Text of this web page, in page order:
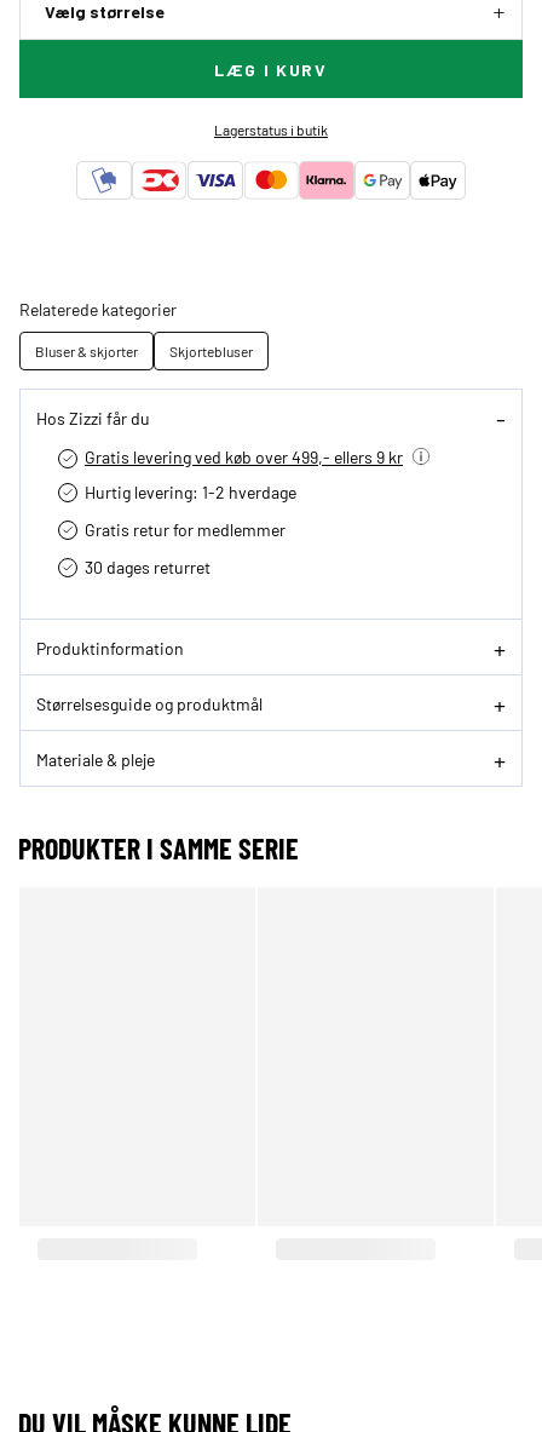
Vælg størrelse
LÆG I KURV
Lagerstatus i butik
Relaterede kategorier
Bluser & skjorter Skjortebluser
Hos Zizzi får du
Gratis levering ved køb over 499,- ellers 9 kr
Hurtig levering­: 1-2 hverdage
Gratis retur for medlemmer
30 dages returret
Produktinformation
Størrelsesguide og produktmål
Materiale & pleje
PRODUKTER I SAMME SERIE
DU VIL MÅSKE KUNNE LIDE